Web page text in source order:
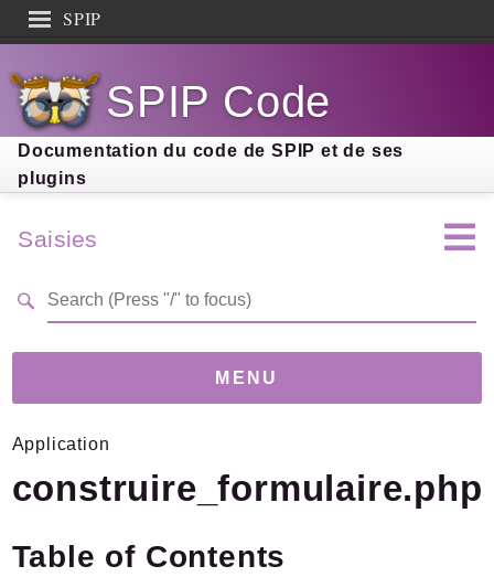
SPIP
Documentation
Contribution
Entraide
Découverte
SPIP Code
Documentation du code de SPIP et de ses
plugins
Saisies
MENU
Version6.3.4
Links
Documentation
Application
construire_formulaire.php
Table of Contents
Search results